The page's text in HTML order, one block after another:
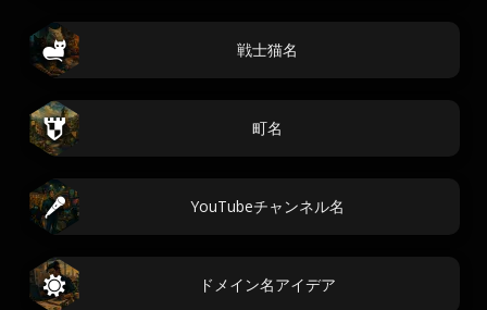
戦士猫名
町名
YouTubeチャンネル名
ドメイン名アイデア